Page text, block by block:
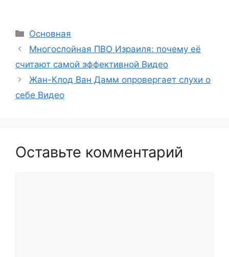
Рубрики
Основная
Многослойная ПВО Израиля: почему её
считают самой эффективной Видео
Жан-Клод Ван Дамм опровергает слухи о
себе Видео
Оставьте комментарий